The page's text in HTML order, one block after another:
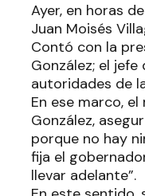
Ayer, en horas
Juan Moisés
Contó con la
González; el
autoridades de
En ese marco,
González,
porque no hay
fija el
llevar adelante”.